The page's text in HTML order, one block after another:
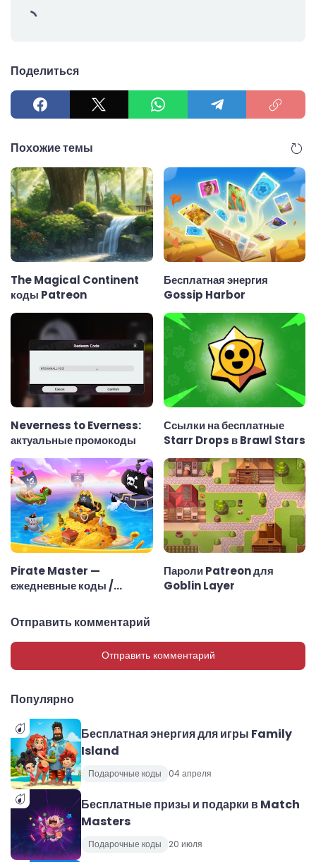
Поделиться
Похожие темы
The Magical Continent
коды Patreon
Бесплатная энергия
Gossip Harbor
Neverness to Everness:
актуальные промокоды
Ссылки на бесплатные
Starr Drops в Brawl Stars
Pirate Master —
ежедневные коды /
Пароли Patreon для
Goblin Layer
Отправить комментарий
Отправить комментарий
Популярно
Бесплатная энергия для игры Family
Island
Подарочные коды 04 апреля
Бесплатные призы и подарки в Match
Masters
Подарочные коды 20 июля